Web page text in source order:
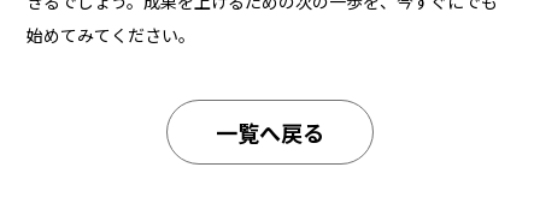
始めてみてください。
一覧へ戻る